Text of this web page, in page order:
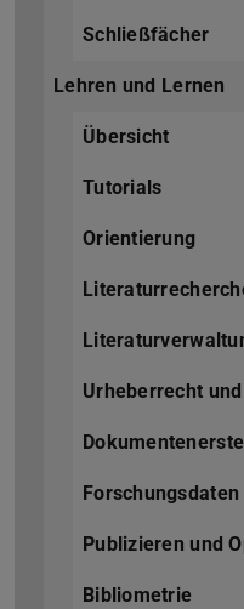
Schließfächer
Lehren und Lernen
Übersicht
Tutorials
Orientierung
Urheberrecht
Forschungsdaten
Publizieren und
Bibliometrie